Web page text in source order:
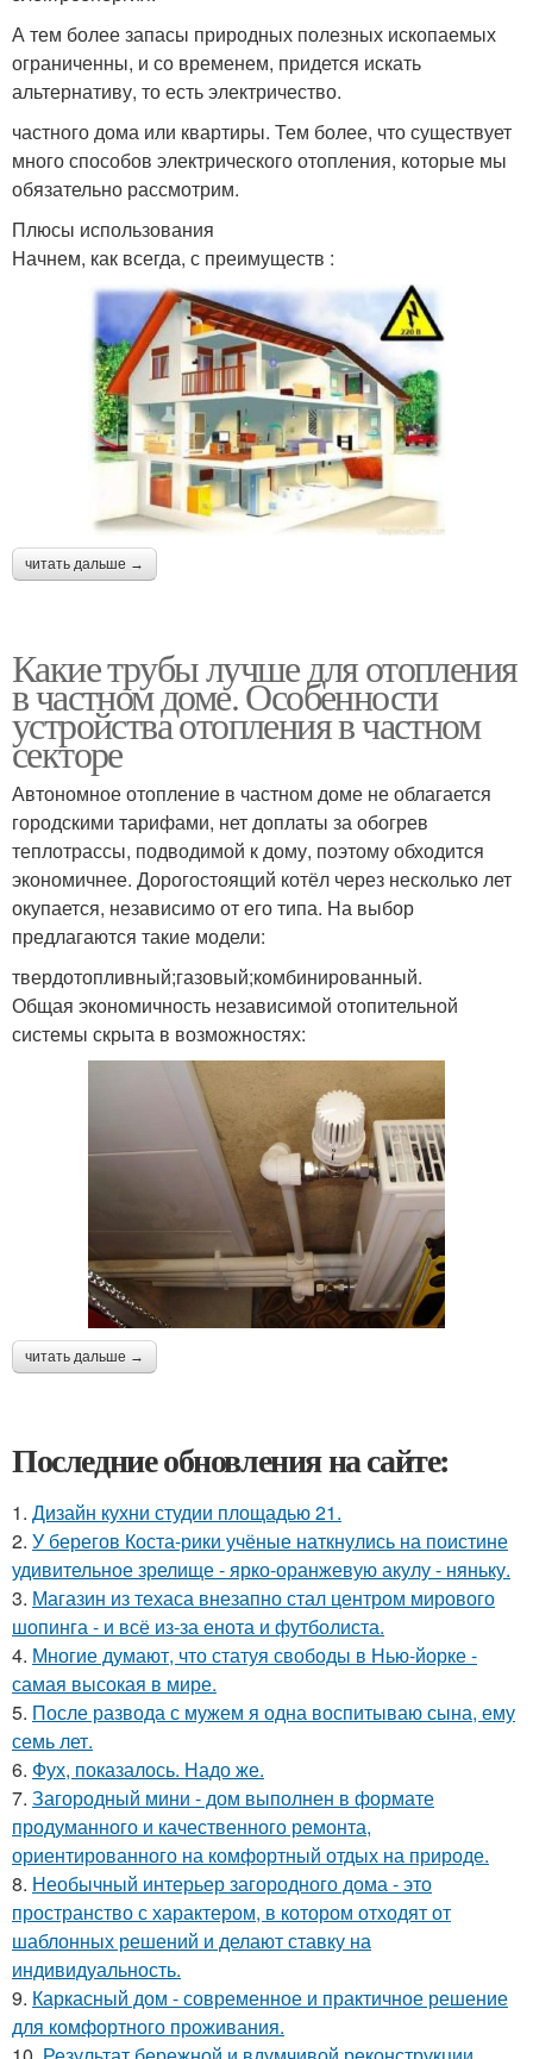
А тем более запасы природных полезных ископаемых
ограниченны, и со временем, придется искать
альтернативу, то есть электричество.
частного дома или квартиры. Тем более, что существует
много способов электрического отопления, которые мы
обязательно рассмотрим.
Плюсы использования
Начнем, как всегда, с преимуществ :
читать дальше →
Какие трубы лучше для отопления
в частном доме. Особенности
устройства отопления в частном
секторе
Автономное отопление в частном доме не облагается
городскими тарифами, нет доплаты за обогрев
теплотрассы, подводимой к дому, поэтому обходится
экономичнее. Дорогостоящий котёл через несколько лет
окупается, независимо от его типа. На выбор
предлагаются такие модели:
твердотопливный;газовый;комбинированный.
Общая экономичность независимой отопительной
системы скрыта в возможностях:
читать дальше →
Последние обновления на сайте:
1. Дизайн кухни студии площадью 21.
2. У берегов Коста-рики учёные наткнулись на поистине
удивительное зрелище - ярко-оранжевую акулу - няньку.
3. Магазин из техаса внезапно стал центром мирового
шопинга - и всё из-за енота и футболиста.
4. Многие думают, что статуя свободы в Нью-йорке -
самая высокая в мире.
5. После развода с мужем я одна воспитываю сына, ему
семь лет.
6. Фух, показалось. Надо же.
7. Загородный мини - дом выполнен в формате
продуманного и качественного ремонта,
ориентированного на комфортный отдых на природе.
8. Необычный интерьер загородного дома - это
пространство с характером, в котором отходят от
шаблонных решений и делают ставку на
индивидуальность.
9. Каркасный дом - современное и практичное решение
для комфортного проживания.